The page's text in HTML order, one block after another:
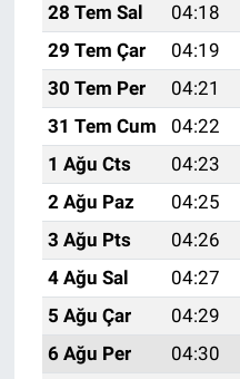
28 Tem Sal
04:18
29 Tem Çar
04:19
30 Tem Per
04:21
31 Tem Cum
04:22
1 Ağu Cts
04:23
2 Ağu Paz
04:25
3 Ağu Pts
04:26
4 Ağu Sal
04:27
5 Ağu Çar
04:29
6 Ağu Per
04:30